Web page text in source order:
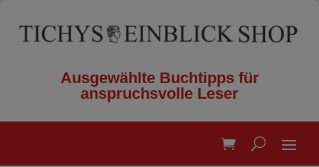
Ausgewählte Buchtipps für
anspruchsvolle Leser